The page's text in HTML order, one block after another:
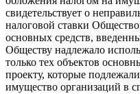
свидетельствует о
налоговой ставки
основных средств,
Обществу надлежало
только тех объектов
проекту, которые
имущество организаций в